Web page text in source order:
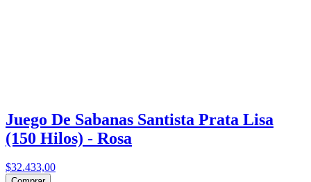
Juego De Sabanas Santista Prata Lisa
(150 Hilos) - Rosa
$32.433,00